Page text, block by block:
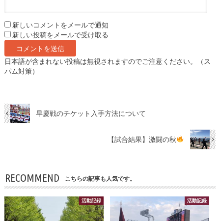
新しいコメントをメールで通知
新しい投稿をメールで受け取る
日本語が含まれない投稿は無視されますのでご注意ください。（ス
パム対策）
早慶戦のチケット入手方法について
【試合結果】激闘の秋
RECOMMEND こちらの記事も人気です。
活動記録 活動記録